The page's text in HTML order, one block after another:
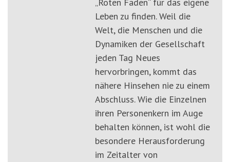
„Roten Faden“ für das eigene
Leben zu finden. Weil die
Welt, die Menschen und die
Dynamiken der Gesellschaft
jeden Tag Neues
hervorbringen, kommt das
nähere Hinsehen nie zu einem
Abschluss. Wie die Einzelnen
ihren Personenkern im Auge
behalten können, ist wohl die
besondere Herausforderung
im Zeitalter von